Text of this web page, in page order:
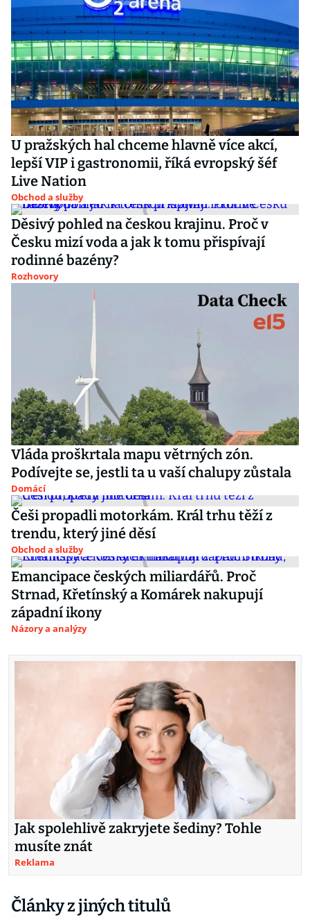
U pražských hal chceme hlavně více akcí,
lepší VIP i gastronomii, říká evropský šéf
Live Nation
Obchod a služby
Děsivý pohled na českou krajinu. Proč v
Česku mizí voda a jak k tomu přispívají
rodinné bazény?
Rozhovory
Vláda proškrtala mapu větrných zón.
Podívejte se, jestli ta u vaší chalupy zůstala
Domácí
Češi propadli motorkám. Král trhu těží z
trendu, který jiné děsí
Obchod a služby
Emancipace českých miliardářů. Proč
Strnad, Křetínský a Komárek nakupují
západní ikony
Názory a analýzy
Jak spolehlivě zakryjete šediny? Tohle
musíte znát
Reklama
Články z jiných titulů